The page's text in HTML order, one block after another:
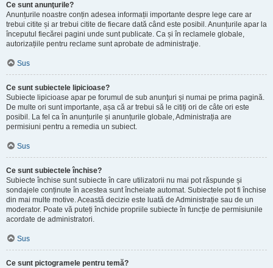
Ce sunt anunţurile?
Anunțurile noastre conțin adesea informații importante despre lege care ar
trebui citite și ar trebui citite de fiecare dată când este posibil. Anunțurile apar la
începutul fiecărei pagini unde sunt publicate. Ca și în reclamele globale,
autorizațiile pentru reclame sunt aprobate de administraţie.
Sus
Ce sunt subiectele lipicioase?
Subiecte lipicioase apar pe forumul de sub anunţuri și numai pe prima pagină.
De multe ori sunt importante, așa că ar trebui să le citiți ori de câte ori este
posibil. La fel ca în anunțurile și anunțurile globale, Administrația are
permisiuni pentru a remedia un subiect.
Sus
Ce sunt subiectele închise?
Subiecte închise sunt subiecte în care utilizatorii nu mai pot răspunde și
sondajele conținute în acestea sunt încheiate automat. Subiectele pot fi închise
din mai multe motive. Această decizie este luată de Administrație sau de un
moderator. Poate vă puteți închide propriile subiecte în funcție de permisiunile
acordate de administratori.
Sus
Ce sunt pictogramele pentru temă?